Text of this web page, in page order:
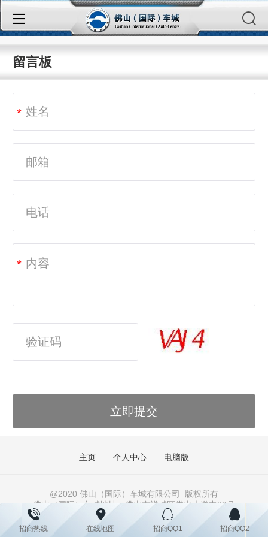
留言板
*
*
主页 个人中心 电脑版
@2020 佛山（国际）车城有限公司
版权所有
佛山（国际）车城地址：佛山市禅城区佛山大道中83号
邮编：528000 E-mail：fsauto@21cn.com
招商热线 在线地图 招商QQ1 招商QQ2